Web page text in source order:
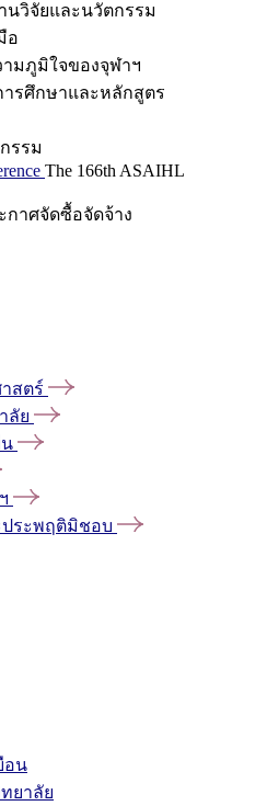
นวิจัยและนวัตกรรม
อ
ามภูมิใจของจุฬาฯ
ารศึกษาและหลักสูตร
รรม
The 166th ASAIHL
กาศจัดซื้อจัดจ้าง
สตร์
ลัย
ประพฤติมิชอบ
อน
ยาลัย